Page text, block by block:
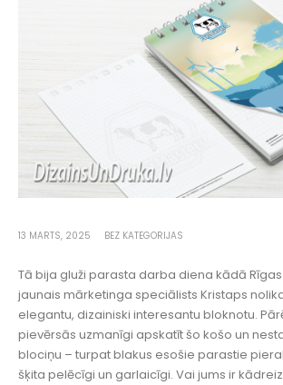
13 MARTS, 2025 BEZ KATEGORIJAS
Tā bija gluži parasta darba diena kādā
jaunais mārketinga speciālists Kristaps
elegantu, dizainiski interesantu bloknotu.
pievērsās uzmanīgi apskatīt šo košo un
blociņu – turpat blakus esošie parastie
šķita pelēcīgi un garlaicīgi. Vai jums ir